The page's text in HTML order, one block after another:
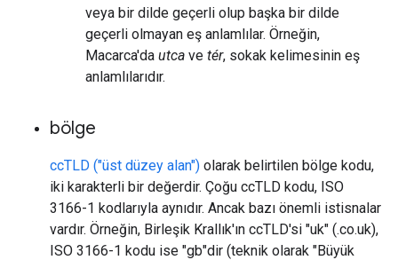
veya bir dilde geçerli olup başka bir dilde
geçerli olmayan eş anlamlılar. Örneğin,
Macarca'da utca ve tér, sokak kelimesinin eş
anlamlılarıdır.
bölge
ccTLD ("üst düzey alan") olarak belirtilen bölge kodu,
iki karakterli bir değerdir. Çoğu ccTLD kodu, ISO
3166-1 kodlarıyla aynıdır. Ancak bazı önemli istisnalar
vardır. Örneğin, Birleşik Krallık'ın ccTLD'si "uk" (.co.uk),
ISO 3166-1 kodu ise "gb"dir (teknik olarak "Büyük